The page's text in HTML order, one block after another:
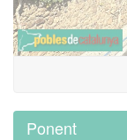
Ponent